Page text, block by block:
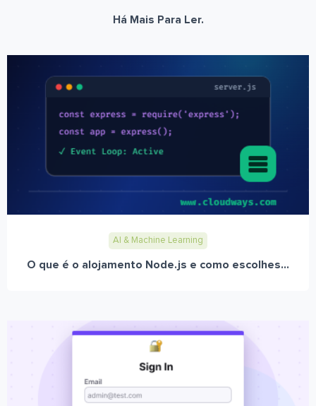
Há Mais Para Ler.
AI & Machine Learning
O que é o alojamento Node.js e como escolhes...